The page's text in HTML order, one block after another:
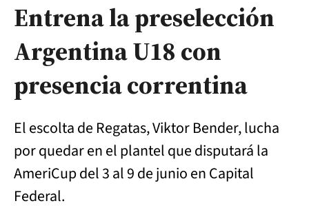
Entrena la preselección
Argentina U18 con
presencia correntina
El escolta de Regatas, Viktor Bender, lucha
por quedar en el plantel que disputará la
AmeriCup del 3 al 9 de junio en Capital
Federal.